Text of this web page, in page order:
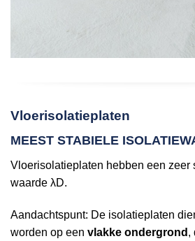
Vloerisolatieplaten
MEEST STABIELE
Vloerisolatieplaten hebben een zeer
waarde λD.
Aandachtspunt: De isolatieplaten
worden op een vlakke ondergrond ,